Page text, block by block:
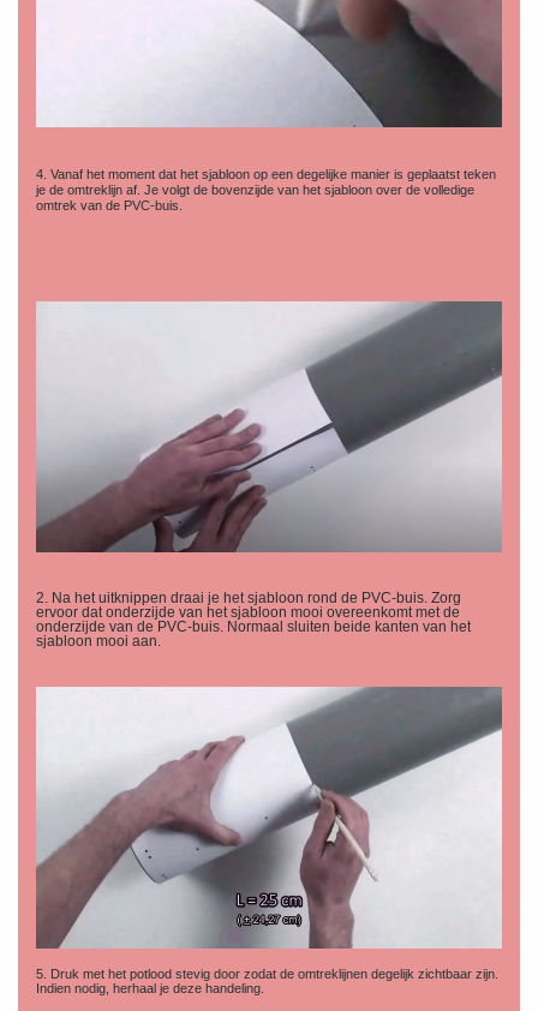
4. Vanaf het moment dat het sjabloon op een degelijke manier is geplaatst teken
je de omtreklijn af. Je volgt de bovenzijde van het sjabloon over de volledige
omtrek van de PVC-buis.
2. Na het uitknippen draai je het sjabloon rond de PVC-buis. Zorg
ervoor dat onderzijde van het sjabloon mooi overeenkomt met de
onderzijde van de PVC-buis. Normaal sluiten beide kanten van het
sjabloon mooi aan.
5. Druk met het potlood stevig door zodat de omtreklijnen degelijk zichtbaar zijn.
Indien nodig, herhaal je deze handeling.